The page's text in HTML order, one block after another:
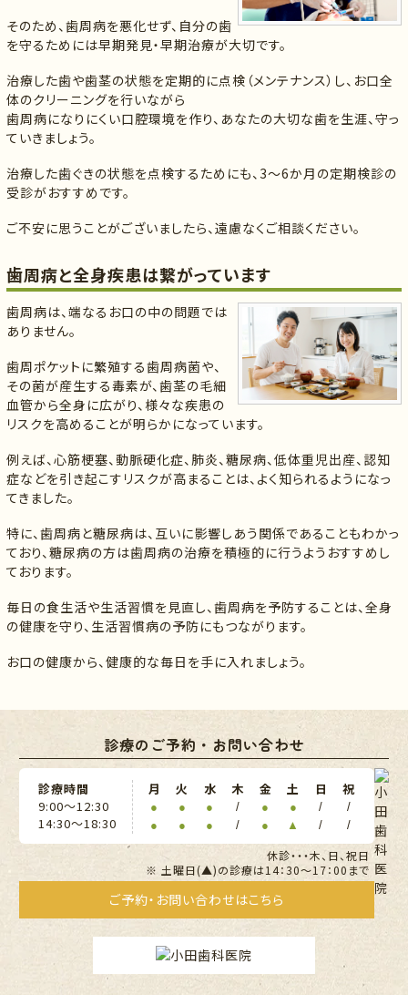
そのため、歯周病を悪化せず、自分の歯
を守るためには早期発見・早期治療が大切です。
治療した歯や歯茎の状態を定期的に点検（メンテナンス）し、お口全
体のクリーニングを行いながら
歯周病になりにくい口腔環境を作り、あなたの大切な歯を生涯、守っ
ていきましょう。
治療した歯ぐきの状態を点検するためにも、3～6か月の定期検診の
受診がおすすめです。
ご不安に思うことがございましたら、遠慮なくご相談ください。
歯周病と全身疾患は繋がっています
歯周病は、端なるお口の中の問題では
ありません。
歯周ポケットに繁殖する歯周病菌や、
その菌が産生する毒素が、歯茎の毛細
血管から全身に広がり、様々な疾患の
リスクを高めることが明らかになっています。
例えば、心筋梗塞、動脈硬化症、肺炎、糖尿病、低体重児出産、認知
症などを引き起こすリスクが高まることは、よく知られるようになっ
てきました。
特に、歯周病と糖尿病は、互いに影響しあう関係であることもわかっ
ており、糖尿病の方は歯周病の治療を積極的に行うようおすすめし
ております。
毎日の食生活や生活習慣を見直し、歯周病を予防することは、全身
の健康を守り、生活習慣病の予防にもつながります。
お口の健康から、健康的な毎日を手に入れましょう。
診療のご予約・お問い合わせ
診療時間
9:00〜12:30
14:30〜18:30
月
●
●
火
●
●
水
●
●
木
/
/
金
●
●
土
●
▲
日
/
/
祝
/
/
休診・・・木、日、祝日
※ 土曜日(▲)の診療は14：30～17：00まで
ご予約・お問い合わせはこちら